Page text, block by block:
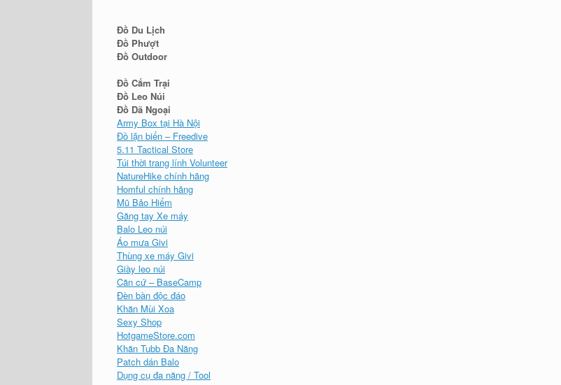
Đồ Du Lịch
Đồ Phượt
Đồ Outdoor
Đồ Cắm Trại
Đồ Leo Núi
Đồ Dã Ngoại
Army Box tại Hà Nội
Đồ lặn biển – Freedive
5.11 Tactical Store
Túi thời trang lính Volunteer
NatureHike chính hãng
Homful chính hãng
Mũ Bảo Hiểm
Găng tay Xe máy
Balo Leo núi
Áo mưa Givi
Thùng xe máy Givi
Giày leo núi
Căn cứ – BaseCamp
Đèn bàn độc đáo
Khăn Mùi Xoa
Sexy Shop
HotgameStore.com
Khăn Tubb Đa Năng
Patch dán Balo
Dụng cụ đa năng / Tool